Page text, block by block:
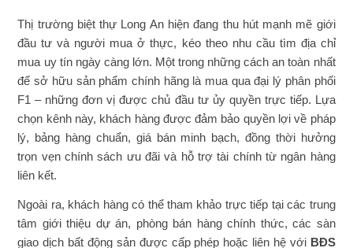
Thị trường biệt thự Long An hiện đang thu hút mạnh mẽ giới
đầu tư và người mua ở thực, kéo theo nhu cầu tìm địa chỉ
mua uy tín ngày càng lớn. Một trong những cách an toàn nhất
để sở hữu sản phẩm chính hãng là mua qua đại lý phân phối
F1 – những đơn vị được chủ đầu tư ủy quyền trực tiếp. Lựa
chọn kênh này, khách hàng được đảm bảo quyền lợi về pháp
lý, bảng hàng chuẩn, giá bán minh bạch, đồng thời hưởng
trọn vẹn chính sách ưu đãi và hỗ trợ tài chính từ ngân hàng
liên kết.
Ngoài ra, khách hàng có thể tham khảo trực tiếp tại các trung
tâm giới thiệu dự án, phòng bán hàng chính thức, các sàn
giao dịch bất động sản được cấp phép hoặc liên hệ với BĐS